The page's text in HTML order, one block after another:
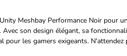
Meshbay Performance Noir pour
son design élégant, sa
pour les gamers exigeants.